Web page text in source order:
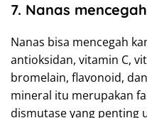
7. Nanas
Nanas bisa mencegah
antioksidan, vitamin C,
bromelain, flavonoid,
mineral itu merupakan
dismutase yang penting